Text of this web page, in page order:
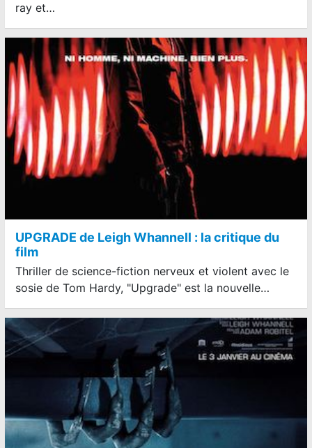
ray et…
UPGRADE de Leigh Whannell : la critique du
film
Thriller de science-fiction nerveux et violent avec le
sosie de Tom Hardy, "Upgrade" est la nouvelle…